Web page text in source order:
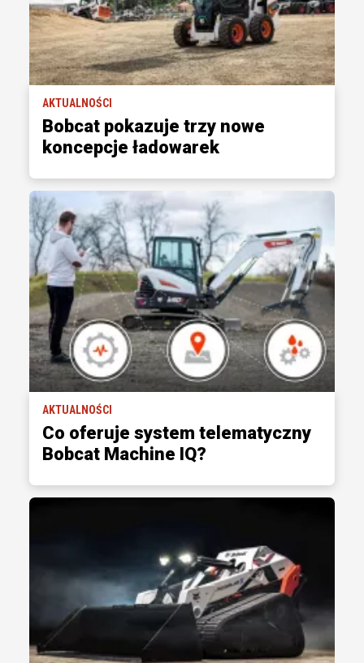
AKTUALNOŚCI
Bobcat pokazuje trzy nowe
koncepcje ładowarek
AKTUALNOŚCI
Co oferuje system telematyczny
Bobcat Machine IQ?